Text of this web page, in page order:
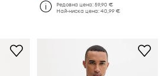
Редовна цена:59,90 €
Най-ниска цена:40,99 €